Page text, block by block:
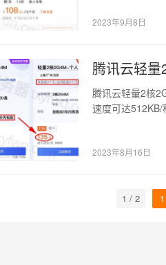
2023年9月8日
腾讯云轻
腾讯云轻量2核
速度可达
2023年8月16日
1 / 2 1